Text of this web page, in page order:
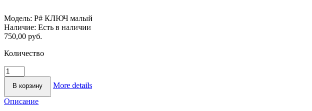
Модель: P# КЛЮЧ малый
Наличие: Есть в наличии
750,00 руб.
Количество
More details
Описание